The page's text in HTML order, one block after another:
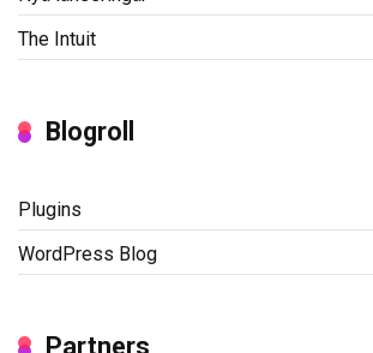
The Intuit
Blogroll
Plugins
WordPress Blog
Partners